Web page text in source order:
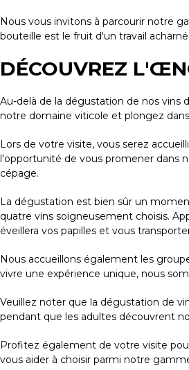
Nous vous invitons à parcourir notre
bouteille est le fruit d'un travail
DÉCOUVREZ
Au-delà de la dégustation de nos
notre domaine viticole et plongez
Lors de votre visite, vous serez
l'opportunité de vous promener dans
cépage.
La dégustation est bien sûr un
quatre vins soigneusement choisis.
éveillera vos papilles et vous
Nous accueillons également les
vivre une expérience unique, nous
Veuillez noter que la dégustation de
pendant que les adultes découvrent
Profitez également de votre visite
vous aider à choisir parmi notre